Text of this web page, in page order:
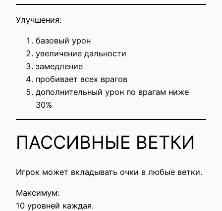
Улучшения:
базовый урон
увеличение дальности
замедление
пробивает всех врагов
дополнительный урон по врагам ниже
30%
ПАССИВНЫЕ ВЕТКИ
Игрок может вкладывать очки в любые ветки.
Максимум:
10 уровней каждая.